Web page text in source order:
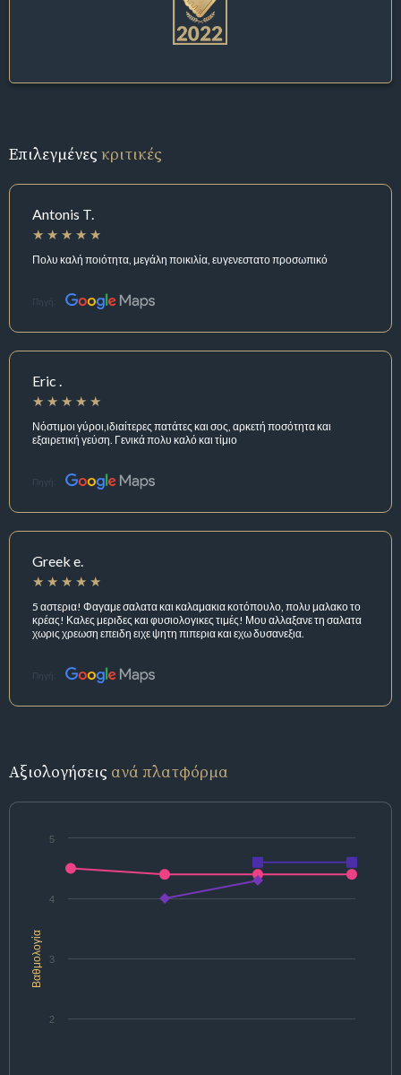
Επιλεγμένεςκριτικές
Antonis T.
Πολυ καλή ποιότητα, μεγάλη ποικιλία, ευγενεστατο προσωπικό
Πηγή:
Eric .
Νόστιμοι γύροι,ιδιαίτερες πατάτες και σος, αρκετή ποσότητα και
εξαιρετική γεύση. Γενικά πολυ καλό και τίμιο
Πηγή:
Greek e.
5 αστερια! Φαγαμε σαλατα και καλαμακια κοτόπουλο, πολυ μαλακο το
κρέας! Καλες μεριδες και φυσιολογικες τιμές! Μου αλλαξανε τη σαλατα
χωρις χρεωση επειδη ειχε ψητη πιπερια και εχω δυσανεξια.
Πηγή:
Αξιολογήσεις ανά πλατφόρμα
Βαθμολογία
2
3
4
5